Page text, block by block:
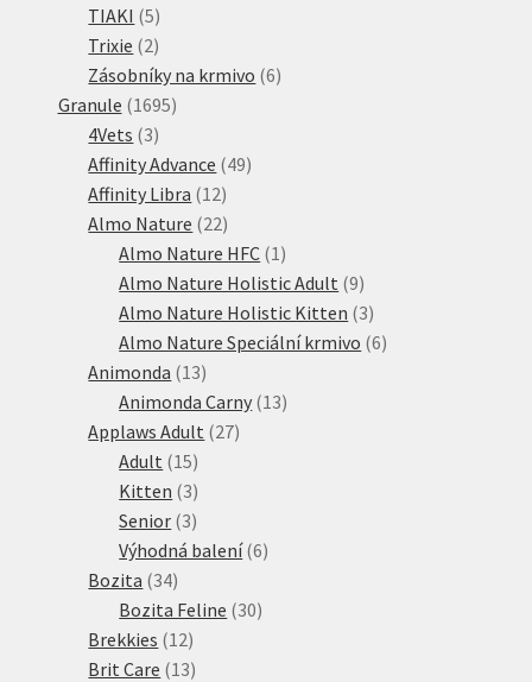
TIAKI 55
produktů
Trixie 22
produkty
Zásobníky na krmivo 66
Granule 16951695
4Vets 33
produkty
Affinity Advance 4949
Affinity Libra 1212
produktů
Almo Nature 2222
produktů
Almo Nature HFC 1 1
produkt
Almo Nature Holistic Adult 99
produktů
Almo Nature Holistic Kitten 33
produkty
Almo Nature Speciální krmivo 66
Animonda 1313
produktů
Animonda Carny 1313
Applaws Adult 2727
Adult 1515
produktů
Kitten 33
produkty
Senior 33
produkty
Výhodná balení 66
Bozita 3434
produktů
Bozita Feline 3030
Brekkies 1212
produktů
Brit Care 1313